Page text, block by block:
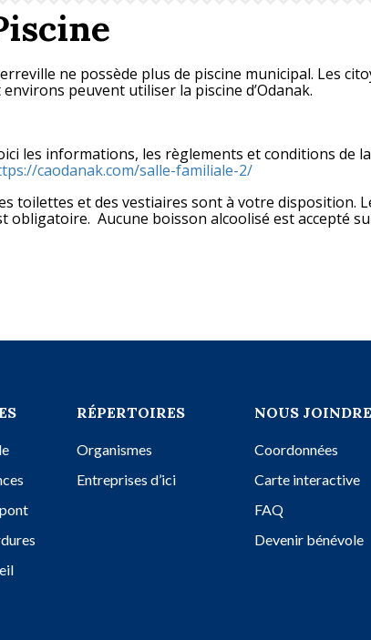
ne possède plus de piscine municipal. Les
environs peuvent utiliser la piscine d’Odanak.
les informations, les règlements et conditions de
caodanak.com/salle-familiale-2/
toilettes et des vestiaires sont à votre disposition.
obligatoire. Aucune boisson alcoolisé est accepté
RÉPERTOIRES
Organismes
Entreprises d’ici
NOUS JOINDRE
Coordonnées
Carte interactive
FAQ
Devenir bénévole